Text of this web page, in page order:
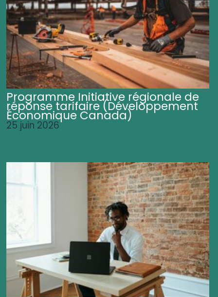
Programme Initiative régionale de
réponse tarifaire (Développement
Économique Canada)
25 juin 2026